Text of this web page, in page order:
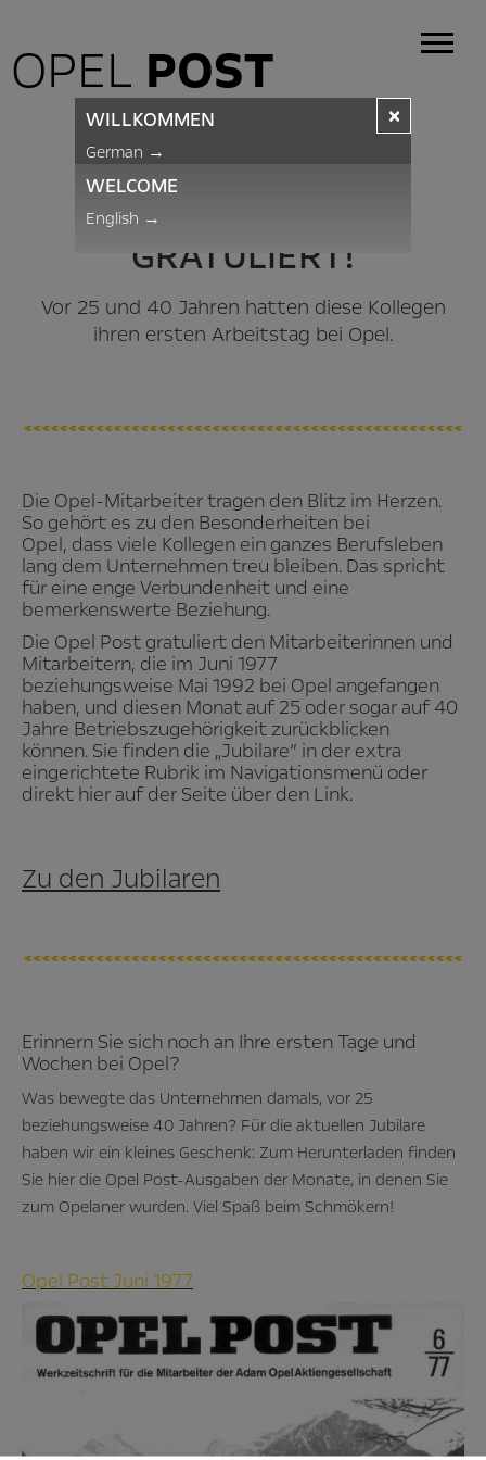
OPEL POST
DIE OPEL POST
GRATULIERT!
Vor 25 und 40 Jahren hatten diese Kollegen
ihren ersten Arbeitstag bei Opel.
Die Opel-Mitarbeiter tragen den Blitz im Herzen.
So gehört es zu den Besonderheiten bei
Opel, dass viele Kollegen ein ganzes Berufsleben
lang dem Unternehmen treu bleiben. Das spricht
für eine enge Verbundenheit und eine
bemerkenswerte Beziehung.
Die Opel Post gratuliert den Mitarbeiterinnen und
Mitarbeitern, die im Juni 1977
beziehungsweise Mai 1992 bei Opel angefangen
haben, und diesen Monat auf 25 oder sogar auf 40
Jahre Betriebszugehörigkeit zurückblicken
können. Sie finden die „Jubilare” in der extra
eingerichtete Rubrik im Navigationsmenü oder
direkt hier auf der Seite über den Link.
Zu den Jubilaren
Erinnern Sie sich noch an Ihre ersten Tage und
Wochen bei Opel?
Was bewegte das Unternehmen damals, vor 25
beziehungsweise 40 Jahren? Für die aktuellen Jubilare
haben wir ein kleines Geschenk: Zum Herunterladen finden
Sie hier die Opel Post-Ausgaben der Monate, in denen Sie
zum Opelaner wurden. Viel Spaß beim Schmökern!
Opel Post Juni 1977
×
WILLKOMMEN
German →
WELCOME
English →